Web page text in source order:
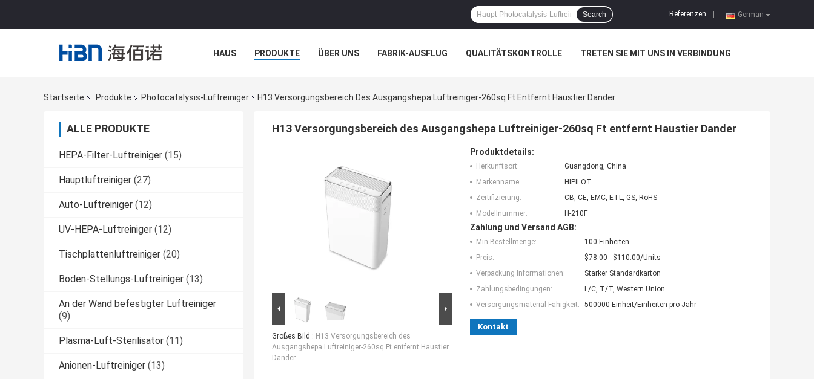
German
Referenzen
Search
HAUS PRODUKTE ÜBER UNS FABRIK-AUSFLUG QUALITÄTSKONTROLLE TRETEN SIE MIT UNS IN VERBINDUNG
Startseite
Produkte Photocatalysis-Luftreiniger H13 Versorgungsbereich Des Ausgangshepa Luftreiniger-260sq Ft Entfernt Haustier Dander
ALLE PRODUKTE
HEPA-Filter-Luftreiniger (15)
Hauptluftreiniger (27)
Auto-Luftreiniger (12)
UV-HEPA-Luftreiniger (12)
Tischplattenluftreiniger (20)
Boden-Stellungs-Luftreiniger (13)
An der Wand befestigter Luftreiniger
(9)
Plasma-Luft-Sterilisator (11)
Anionen-Luftreiniger (13)
H13 Versorgungsbereich des Ausgangshepa Luftreiniger-260sq Ft entfernt Haustier Dander
Großes Bild : H13 Versorgungsbereich des
Ausgangshepa Luftreiniger-260sq Ft entfernt Haustier
Dander
Produktdetails:
Herkunftsort:
Guangdong, China
Markenname:
HIPILOT
Zertifizierung:
CB, CE, EMC, ETL, GS, RoHS
Modellnummer:
H-210F
Zahlung und Versand AGB:
Min Bestellmenge:
100 Einheiten
Preis:
$78.00 - $110.00/Units
Verpackung Informationen:
Starker Standardkarton
Zahlungsbedingungen:
L/C, T/T, Western Union
Versorgungsmaterial-Fähigkeit:
500000 Einheit/Einheiten pro Jahr
Kontakt